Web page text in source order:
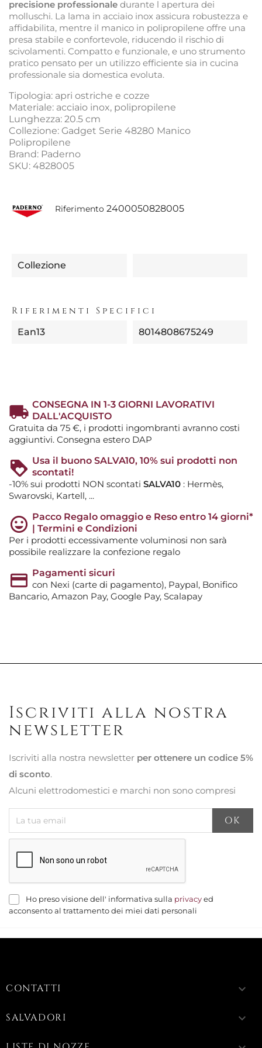
precisione professionale durante l apertura dei
molluschi. La lama in acciaio inox assicura robustezza e
affidabilita, mentre il manico in polipropilene offre una
presa stabile e confortevole, riducendo il rischio di
scivolamenti. Compatto e funzionale, e uno strumento
pratico pensato per un utilizzo efficiente sia in cucina
professionale sia domestica evoluta.
Tipologia: apri ostriche e cozze
Materiale: acciaio inox, polipropilene
Lunghezza: 20.5 cm
Collezione: Gadget Serie 48280 Manico
Polipropilene
Brand: Paderno
SKU: 4828005
Riferimento 2400050828005
Collezione
Riferimenti Specifici
Ean13 8014808675249
CONSEGNA IN 1-3 GIORNI LAVORATIVI
DALL'ACQUISTO
Gratuita da 75 €, i prodotti ingombranti avranno costi
aggiuntivi. Consegna estero DAP
Usa il buono SALVA10, 10% sui prodotti non
scontati!
-10% sui prodotti NON scontati SALVA10 : Hermès,
Swarovski, Kartell, ...
Pacco Regalo omaggio e Reso entro 14 giorni*
| Termini e Condizioni
Per i prodotti eccessivamente voluminosi non sarà
possibile realizzare la confezione regalo
Pagamenti sicuri
con Nexi (carte di pagamento), Paypal, Bonifico
Bancario, Amazon Pay, Google Pay, Scalapay
Iscriviti alla nostra
newsletter
Iscriviti alla nostra newsletter per ottenere un codice 5%
di sconto.
Alcuni elettrodomestici e marchi non sono compresi
Ho preso visione dell' informativa sulla privacy ed
acconsento al trattamento dei miei dati personali
CONTATTI keyboard_arrow_down
SALVADORI keyboard_arrow_down